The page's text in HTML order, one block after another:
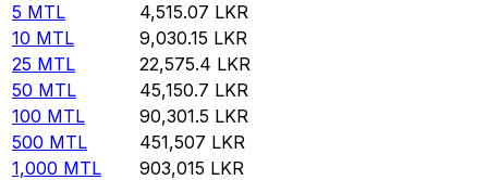
5 MTL 4,515.07 LKR
10 MTL 9,030.15 LKR
25 MTL 22,575.4 LKR
50 MTL 45,150.7 LKR
100 MTL 90,301.5 LKR
500 MTL 451,507 LKR
1,000 MTL 903,015 LKR